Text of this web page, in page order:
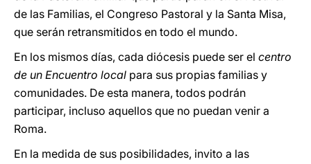
de las Familias, el Congreso Pastoral y la Santa Misa,
que serán retransmitidos en todo el mundo.
En los mismos días, cada diócesis puede ser el centro
de un Encuentro local para sus propias familias y
comunidades. De esta manera, todos podrán
participar, incluso aquellos que no puedan venir a
Roma.
En la medida de sus posibilidades, invito a las